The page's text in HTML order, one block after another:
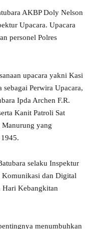
AKBP Doly Nelson
Upacara. Upacara
personel Polres
upacara yakni Kasi
sebagai Perwira Upacara,
Ipda Archen F.R.
Kanit Patroli Sat
yang
selaku Inspektur
Komunikasi dan Digital
Hari Kebangkitan
menumbuhkan